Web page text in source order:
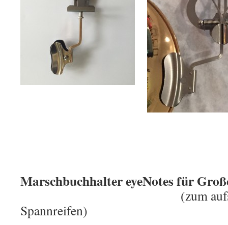
Marschbuchhalter eyeNotes für
(zum
Spannreifen)